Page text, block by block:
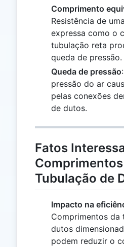
Comprimento
Resistência de
expressa como o
tubulação reta
queda de pressão.
Queda de pressão
pressão do ar
pelas conexões
de dutos.
Fatos
Tubulação de
Impacto na
Comprimentos da
dutos
podem reduzir o